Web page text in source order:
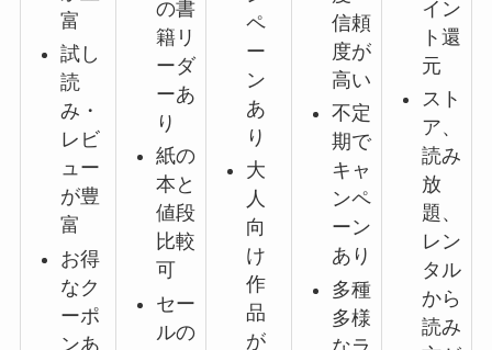
富
試し
読
み・
レビ
ュー
が豊
富
お得
なク
ーポ
ンあ
の書
籍リ
ーダ
ーあ
り
紙の
本と
値段
比較
可
セー
ルの
ペ
ー
ン
あ
り
大
人
向
け
作
品
が
信頼
度が
高い
不定
期で
キャ
ンペ
ーン
あり
多種
多様
イン
ト還
元
スト
ア、
読み
放
題、
レン
タル
から
読み